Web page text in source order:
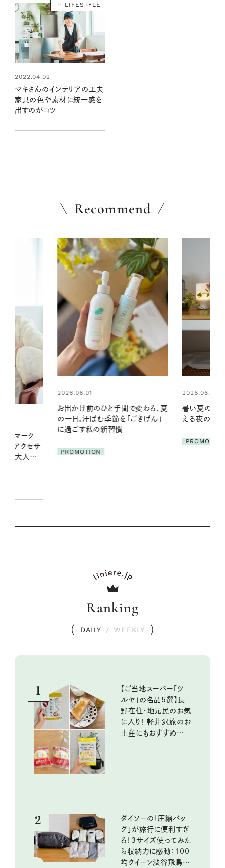
LIFESTYLE
2022.04.02
マキさんのインテリアの工夫
家具の色や素材に統一感を
出すのがコツ
Recommend
2026.06.01
暑い夏のナイトルーティン。私を整
える夜の爽やかご褒美ケア
2026.07.24
夏の髪と心
る【大人気の
Ranking
DAILY / WEEKLY
1
【ご当地スーパー「ツ
ルヤ」の名品5選】長
野在住・地元民のお気
に入り！ 軽井沢旅のお
土産にもおすすめのお
2
ダイソーの「圧縮バッ
グ」が旅行に便利すぎ
る！3サイズ使ってみた
ら収納力に感動：100
均クイーン渋谷飛鳥の